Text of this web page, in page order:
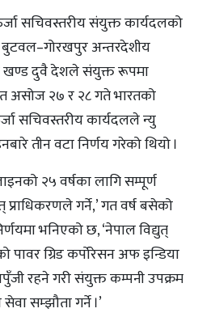
सचिवस्तरीय संयुक्त कार्यदलको
अन्तरदेशीय
खण्ड दुवै देशले संयुक्त रूपमा
असोज २७ र २८ गते भारतको
सचिवस्तरीय कार्यदलले न्यु
तीन वटा निर्णय गरेको थियो ।
२५ वर्षका लागि सम्पूर्ण
प्राधिकरणले गर्ने,’ गत वर्ष बसेको
भनिएको छ, ‘नेपाल विद्युत्
पावर ग्रिड कर्पोरेसन अफ इन्डिया
रहने गरी संयुक्त कम्पनी उपक्रम
सम्झौता गर्ने ।’